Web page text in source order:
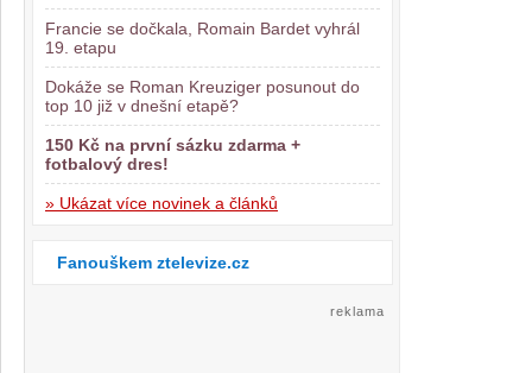
Francie se dočkala, Romain Bardet vyhrál
19. etapu
Dokáže se Roman Kreuziger posunout do
top 10 již v dnešní etapě?
150 Kč na první sázku zdarma +
fotbalový dres!
» Ukázat více novinek a článků
Fanouškem ztelevize.cz
reklama